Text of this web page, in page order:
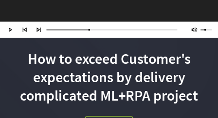
How to exceed Customer's
expectations by delivery
complicated ML+RPA project